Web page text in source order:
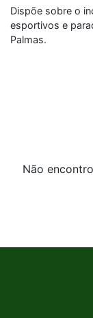
Dispõe sobre o
esportivos e
Palmas.
Não